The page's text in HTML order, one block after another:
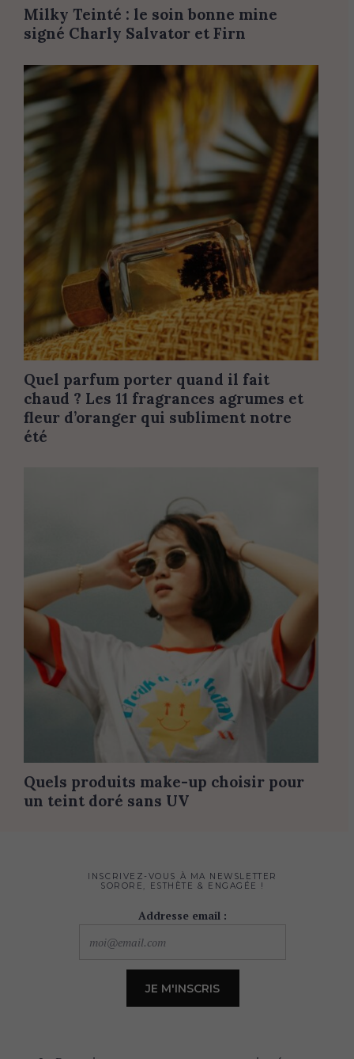
Milky Teinté : le soin bonne mine
signé Charly Salvator et Firn
Quel parfum porter quand il fait
chaud ? Les 11 fragrances agrumes et
fleur d’oranger qui subliment notre
été
Quels produits make-up choisir pour
un teint doré sans UV
INSCRIVEZ-VOUS À MA NEWSLETTER
SORORE, ESTHÈTE & ENGAGÉE !
Addresse email :